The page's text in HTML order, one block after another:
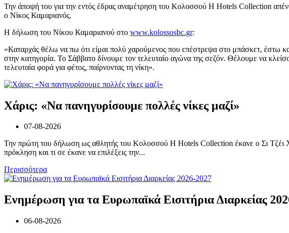
Την άποψή του για την εντός έδρας αναμέτρηση του Κολοσσού H Hotels Collection
ο Νίκος Καμαριανός.
Η δήλωση του Νίκου Καμαριανού στο www.kolossosbc.gr:
«Καταρχάς θέλω να πω ότι είμαι πολύ χαρούμενος που επέστρεψα στο μπάσκετ, έστω
στην κατηγορία. Το Σάββατο δίνουμε τον τελευταίο αγώνα της σεζόν. Θέλουμε να
τελευταία φορά για φέτος, παίρνοντας τη νίκη».
Χάρις: «Να πανηγυρίσουμε πολλές νίκες μαζί»
07-08-2026
Την πρώτη του δήλωση ως αθλητής του Κολοσσού H Hotels Collection έκανε ο Σι Τζέι
πρόκληση και τι σε έκανε να επιλέξεις την...
Περισσότερα
Ενημέρωση για τα Ευρωπαϊκά Εισιτήρια Διαρκείας
06-08-2026